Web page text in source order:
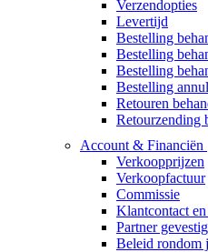
Verzendopties
Levertijd
Bestelling
Bestelling
Bestelling
Bestelling
Retouren
Retourzending
Account & Financiën
Verkoopprijzen
Verkoopfactuur
Commissie
Klantcontact
Partner
Beleid rondom